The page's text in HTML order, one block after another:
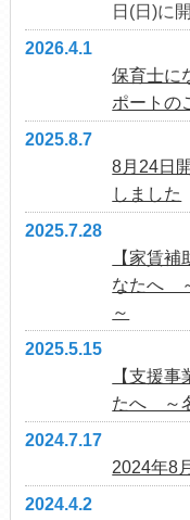
日(日)に
2026.4.1
保育士に
ポートの
2025.8.7
8月24日
しました
2025.7.28
【家賃
なたへ
～
2025.5.15
【支援
たへ ～
2024.7.17
2024年8
2024.4.2